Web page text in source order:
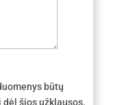
būtų
šios užklausos.